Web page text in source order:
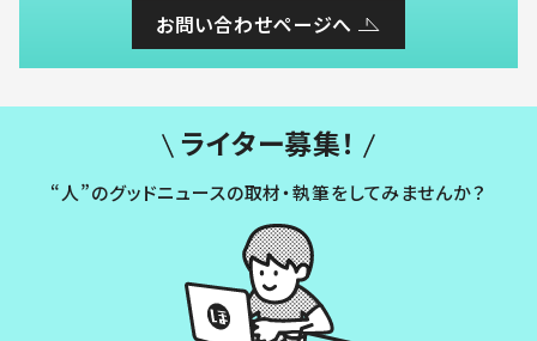
お問い合わせページへ
ライター募集！
“人”のグッドニュースの取材・執筆をしてみませんか？